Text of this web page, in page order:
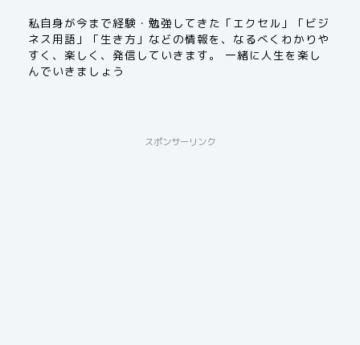
私自身が今まで経験・勉強してきた「エクセル」「ビジ
ネス用語」「生き方」などの情報を、なるべくわかりや
すく、楽しく、発信していきます。 一緒に人生を楽し
んでいきましょう
スポンサーリンク